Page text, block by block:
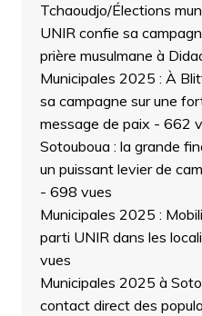
Tchaoudjo/Élections
UNIR confie sa
prière musulmane à
Municipales 2025 : À
sa campagne sur une
message de paix - 662
Sotouboua : la grande
un puissant levier de
- 698 vues
Municipales 2025 :
parti UNIR dans les
vues
Municipales 2025 à
contact direct des